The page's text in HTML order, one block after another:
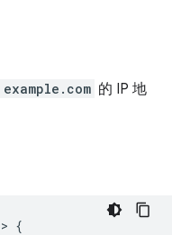
example.com 的 IP 地
> {